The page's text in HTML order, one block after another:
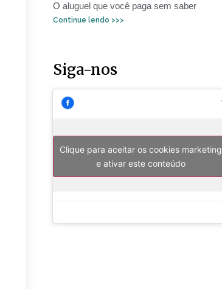
O aluguel que você paga sem saber
Continue lendo >>>
Siga-nos
Clique para aceitar os cookies marketing
e ativar este conteúdo